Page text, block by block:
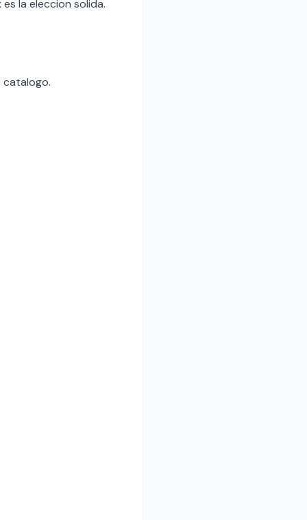
la eleccion solida.
catalogo.